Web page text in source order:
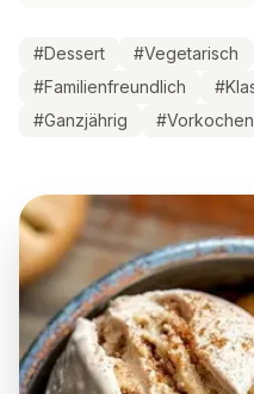
#Dessert #Vegetarisch
#Familienfreundlich #
#Ganzjährig #Vorkochen